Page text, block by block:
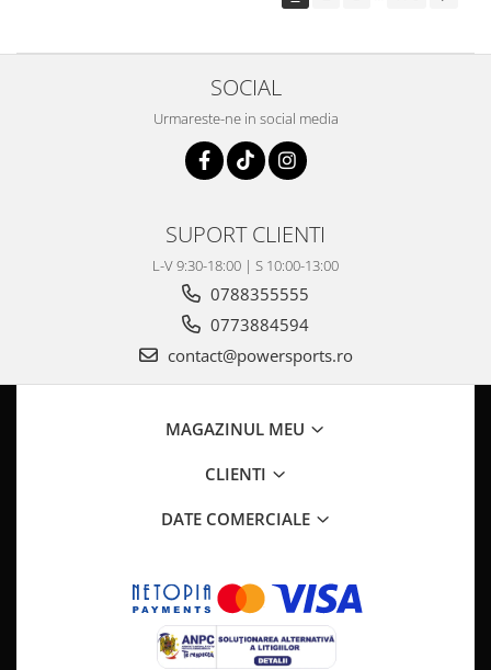
SOCIAL
Urmareste-ne in social media
SUPORT CLIENTI
L-V 9:30-18:00 | S 10:00-13:00
0788355555
0773884594
contact@powersports.ro
MAGAZINUL MEU
CLIENTI
DATE COMERCIALE